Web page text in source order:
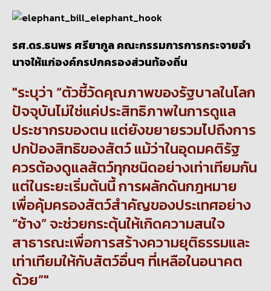
รศ.ดร.ธนพร ศรียากูล คณะกรรมการการกระจายอำ
นาจให้แก่องค์กรปกครองส่วนท้องถิ่น
ระบุว่า “ตัวชี้วัดคุณภาพของรัฐบาลในโลก
ปัจจุบันไม่ใช่แค่ประสิทธิภาพในการดูแล
ประชากรของตน แต่ยังขยายรวมไปถึงการ
ปกป้องสิทธิของสัตว์ แม้ว่าในอุดมคติรัฐ
ควรต้องดูแลสัตว์ทุกชนิดอย่างเท่าเทียมกัน
แต่ในระยะเริ่มต้นนี้ การผลักดันกฎหมาย
เพื่อคุ้มครองสัตว์สำคัญของประเทศอย่าง
“ช้าง” จะช่วยกระตุ้นให้เกิดความสนใจ
สาธารณะเพื่อการสร้างความยุติธรรมและ
เท่าเทียมให้กับสัตว์อื่นๆ ที่เหลือในอนาคต
ด้วย”